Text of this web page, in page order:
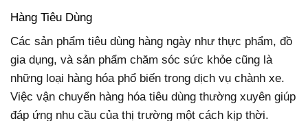
Hàng Tiêu Dùng
Các sản phẩm tiêu dùng hàng ngày như thực phẩm, đồ
gia dụng, và sản phẩm chăm sóc sức khỏe cũng là
những loại hàng hóa phổ biến trong dịch vụ chành xe.
Việc vận chuyển hàng hóa tiêu dùng thường xuyên giúp
đáp ứng nhu cầu của thị trường một cách kịp thời.